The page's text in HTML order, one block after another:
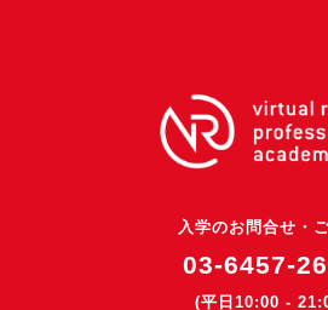
超体験★販促システム『XR
MR体験型研修プラットフォーム『
3D空間キャプチャーアプリ『Qoocan
入学のお問合せ・
03-6457-
(平日10:00 -